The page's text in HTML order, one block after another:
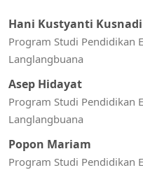
Hani Kustyanti Kusnadi
Program Studi Pendidikan
Langlangbuana
Asep Hidayat
Program Studi Pendidikan
Langlangbuana
Popon Mariam
Program Studi Pendidikan